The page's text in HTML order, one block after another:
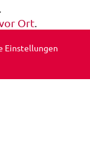
Ort.
Einstellungen